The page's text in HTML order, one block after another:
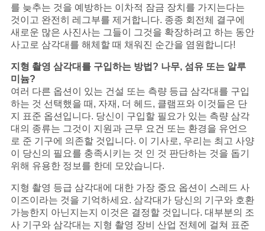
를 늦추는 것을 예방하는 이차적 잠금 장치를 가지는다는
것이고 완전히 레그부를 제거합니다. 종종 회전체 결구에
새로운 많은 사진사는 그들이 그것을 확장하려고 하는 동안
사고로 삼각대를 해체할 때 채워진 순간을 염원합니다!
지형 촬영 삼각대를 구입하는 방법? 나무, 섬유 또는 알루
미늄?
여러 다른 옵션이 있는 건설 또는 측량 등급 삼각대를 구입
하는 것 선택했을 때, 자재, 더 헤드, 클램프와 이것들은 단
지 표준 옵션입니다. 당신이 구입할 필요가 있는 측량 삼각
대의 종류는 그것이 지원과 근무 요건 또는 환경을 유언으
로 준 기구에 의존할 것입니다. 이 기사로, 우리는 최고 사양
이 당신의 필요를 충족시키는 것 인 것 판단하는 것을 돕기
위해 유용한 정보를 한데 모았습니다.
지형 촬영 등급 삼각대에 대한 가장 중요 옵션이 스레드 사
이즈이라는 것을 기억하세요. 삼각대가 당신의 기구와 호환
가능한지 아닌지는지 이것은 결정할 것입니다. 대부분의 조
사 기구와 삼각대는 지형 촬영 장비 산업 전체에 걸쳐 표준